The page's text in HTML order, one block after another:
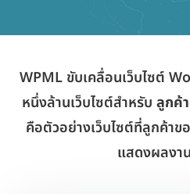
WPML ขับเคลื่อนเว็บไซต์
หนึ่งล้านเว็บไซต์สำหรับ ลูกค้
คือตัวอย่างเว็บไซต์ที่ลูกค้าขอ
แสดงผลงา